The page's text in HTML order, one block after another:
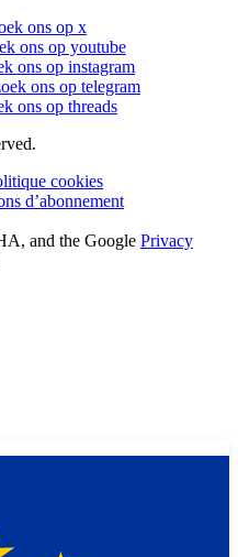
ons op x
ons op youtube
ons op instagram
ons op telegram
ons op threads
cookies
d’abonnement
and the Google Privacy